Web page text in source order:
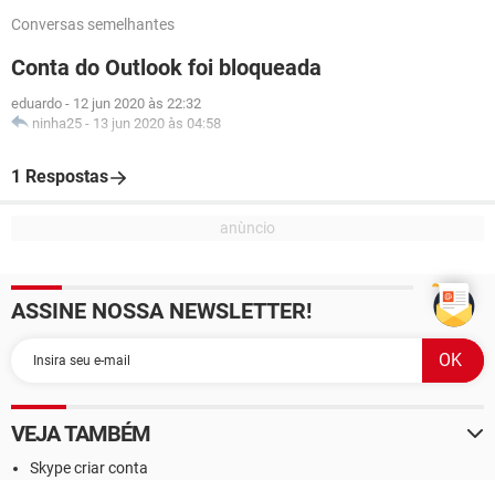
Conversas semelhantes
Conta do Outlook foi bloqueada
eduardo - 12 jun 2020 às 22:32
ninha25 - 13 jun 2020 às 04:58
1 Respostas
ASSINE NOSSA NEWSLETTER!
VEJA TAMBÉM
Skype criar conta